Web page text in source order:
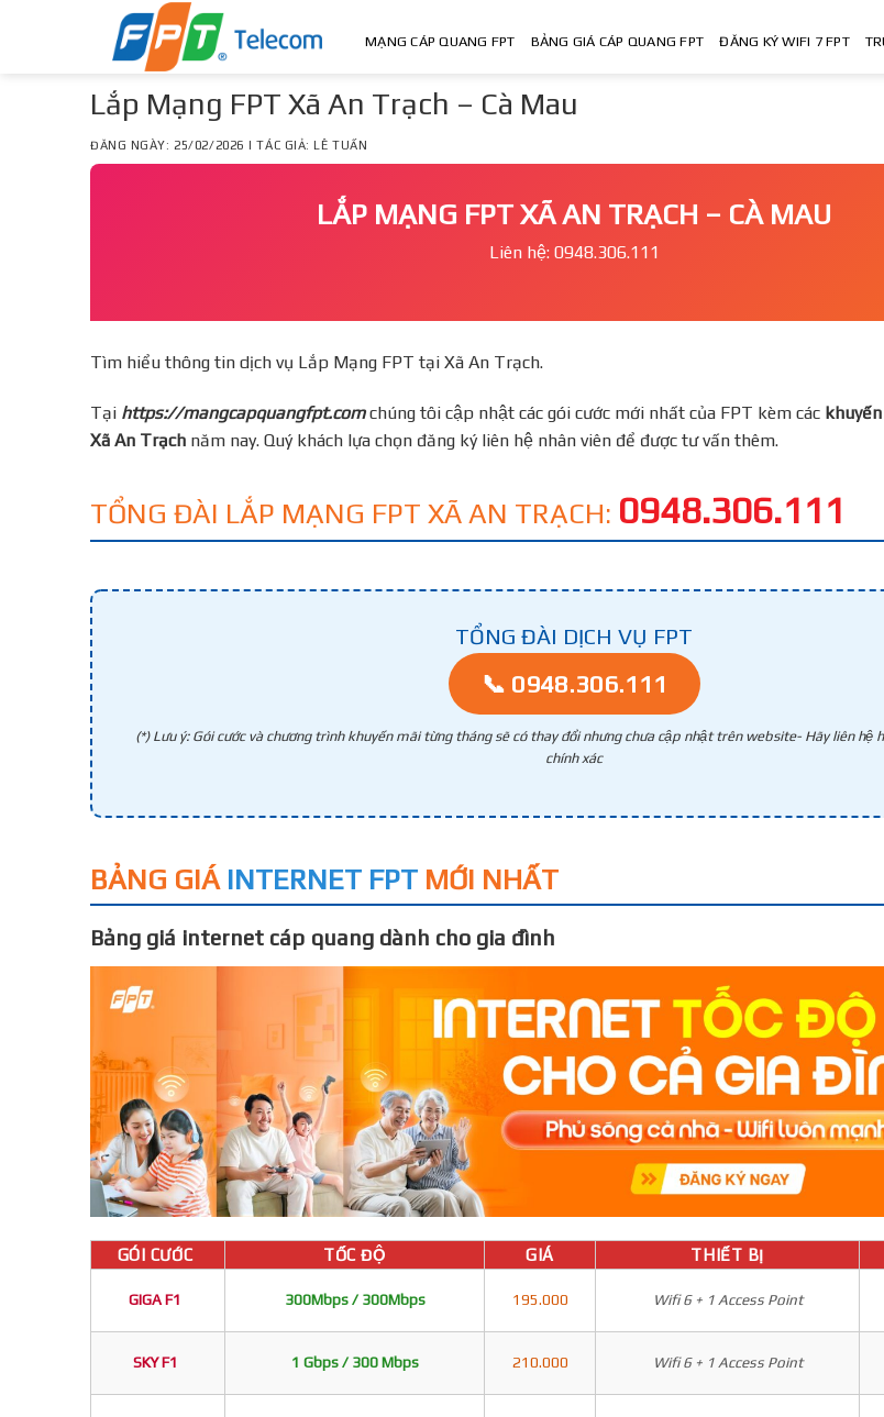
MẠNG CÁP QUANG FPT BẢNG GIÁ CÁP QUANG FPT ĐĂNG KÝ WIFI 7 FPT
Lắp Mạng FPT Xã An Trạch – Cà Mau
ĐĂNG NGÀY: 25/02/2026 | TÁC GIẢ: LÊ TUẤN
LẮP MẠNG FPT XÃ AN TRẠCH – CÀ MAU
Liên hệ: 0948.306.111
Tìm hiểu thông tin dịch vụ Lắp Mạng FPT tại Xã An Trạch.
Tại https://mangcapquangfpt.comchúng tôi cập nhật các gói cước mới nhất của FPT kèm các
Xã An Trạch năm nay. Quý khách lựa chọn đăng ký liên hệ nhân viên để được tư vấn thêm.
TỔNG ĐÀI LẮP MẠNG FPT XÃ AN TRẠCH: 0948.306.111
TỔNG ĐÀI DỊCH VỤ FPT
📞 0948.306.111
(*) Lưu ý: Gói cước và chương trình khuyến mãi từng tháng sẽ có thay đổi nhưng chưa cập nhật trên website- Hãy liên hệ
chính xác
BẢNG GIÁ INTERNET FPT MỚI NHẤT
Bảng giá internet cáp quang dành cho gia đình
GÓI CƯỚC TỐC ĐỘ GIÁ THIẾT BỊ
GIGA F1 300Mbps / 300Mbps 195.000 Wifi 6 + 1 Access Point
SKY F1 1 Gbps / 300 Mbps 210.000 Wifi 6 + 1 Access Point